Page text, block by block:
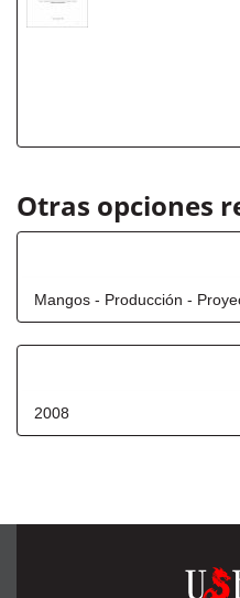
Otras opciones
Mangos - Producción -
2008